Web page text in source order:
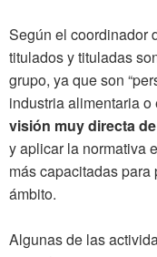
Según el coordinador
titulados y tituladas
grupo, ya que son
industria alimentaria
visión muy directa
y aplicar la normativa
más capacitadas para
ámbito.
Algunas de las